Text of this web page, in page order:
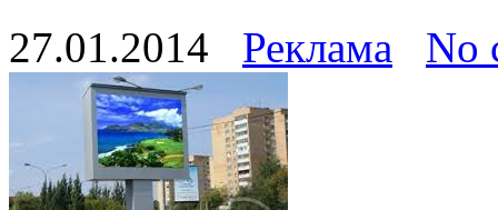
27.01.2014 Реклама No